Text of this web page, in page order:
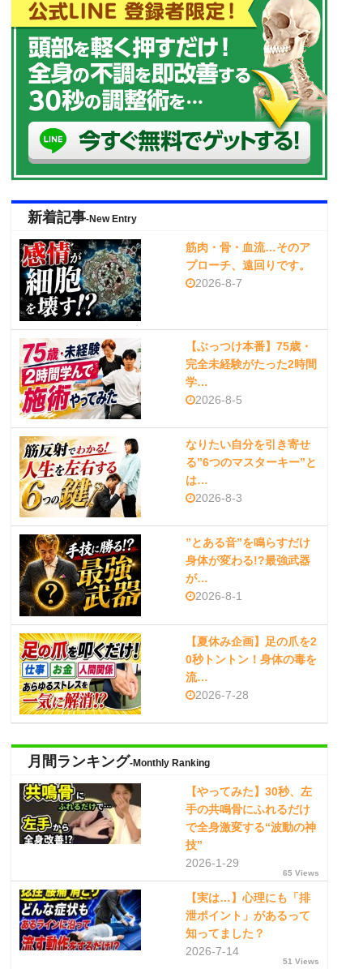
新着記事-New Entry
筋肉・骨・血流…そのア
プローチ、遠回りです。
2026-8-7
【ぶっつけ本番】75歳・
完全未経験がたった2時間
学…
2026-8-5
なりたい自分を引き寄せ
る”6つのマスターキー”と
は…
2026-8-3
”とある音”を鳴らすだけ
身体が変わる!?最強武器
が…
2026-8-1
【夏休み企画】足の爪を2
0秒トントン！身体の毒を
流…
2026-7-28
月間ランキング-Monthly Ranking
【やってみた】30秒、左
手の共鳴骨にふれるだけ
で全身激変する“波動の神
技”
2026-1-29
65 Views
【実は…】心理にも「排
泄ポイント」があるって
知ってました？
2026-7-14
51 Views